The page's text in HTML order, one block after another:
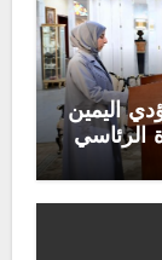
اليمين
الرئاسي